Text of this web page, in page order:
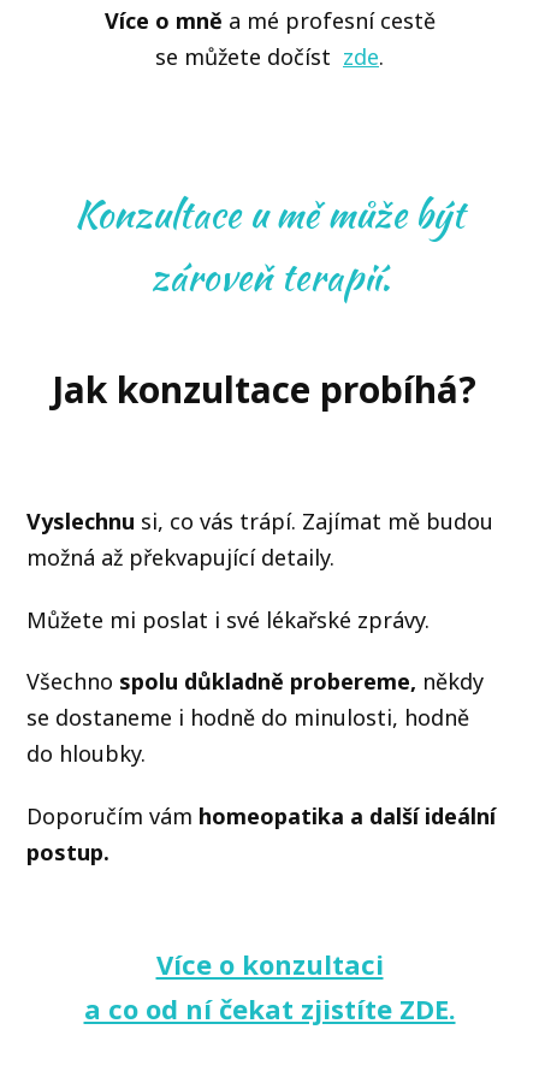
Více o mně a mé profesní cestě
se můžete dočíst zde.
Konzultace u mě může být
zároveň terapií.
Jak konzultace probíhá?
Vyslechnu si, co vás trápí. Zajímat mě budou
možná až překvapující detaily.
Můžete mi poslat i své lékařské zprávy.
Všechno spolu důkladně probereme, někdy
se dostaneme i hodně do minulosti, hodně
do hloubky.
Doporučím vám homeopatika a další ideální
postup.
Více o konzultaci
a co od ní čekat zjistíte ZDE.